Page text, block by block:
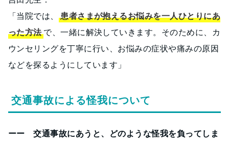
「当院では、
患者さまが抱えるお悩みを一人ひとりにあ
った方法 で、一緒に解決していきます。そのために、カ
ウンセリングを丁寧に行い、お悩みの症状や痛みの原因
などを探るようにしています」
交通事故による怪我について
ーー 交通事故にあうと、どのような怪我を負ってしま